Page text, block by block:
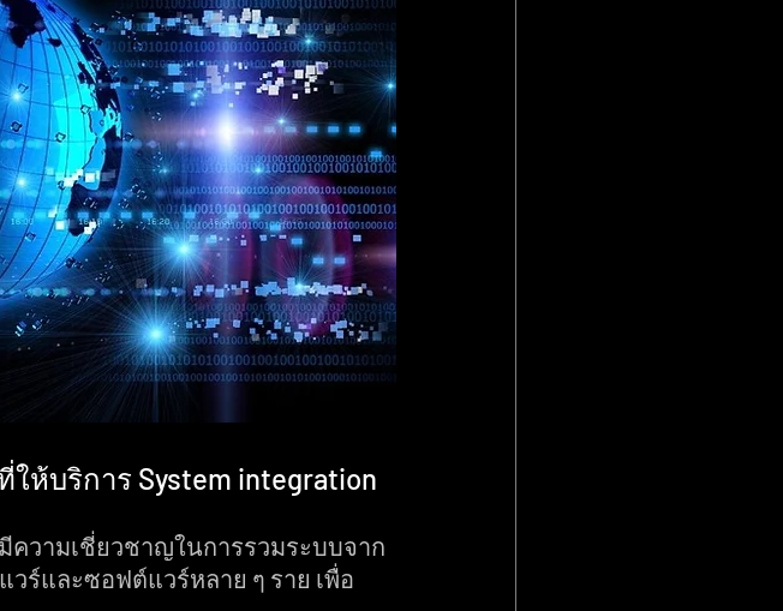
ห้บริการ System integration
ความเชี่ยวชาญในการรวมระบบจาก
วร์และซอฟต์แวร์หลาย ๆ ราย เพื่อ